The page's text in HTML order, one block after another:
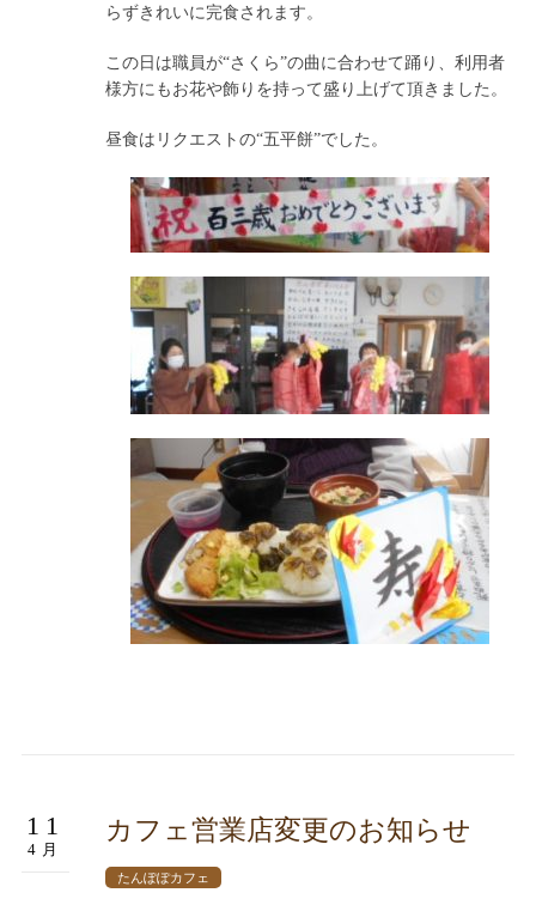
らずきれいに完食されます。
この日は職員が“さくら”の曲に合わせて踊り、利用者
様方にもお花や飾りを持って盛り上げて頂きました。
昼食はリクエストの“五平餅”でした。
11
4月
カフェ営業店変更のお知らせ
たんぽぽカフェ